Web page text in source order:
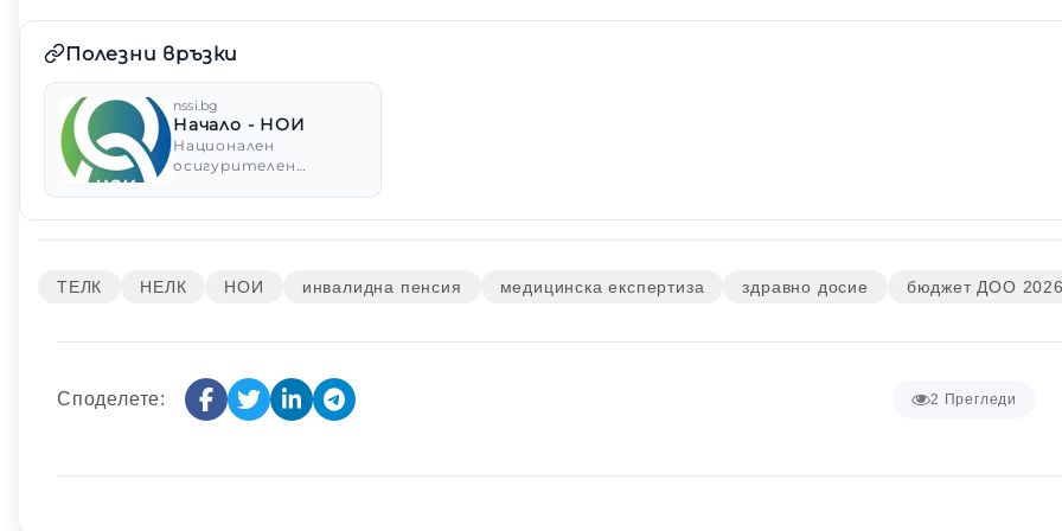
Полезни връзки
nssi.bg
Начало - НОИ
Национален
осигурителен
Стамболийски“ 62-64,
на НОИ - 0 700 14 802;
ТЕЛК НЕЛК НОИ инвалидна пенсия медицинска експертиза здравно досие бюджет ДОО
Споделете: 2 Прегледи